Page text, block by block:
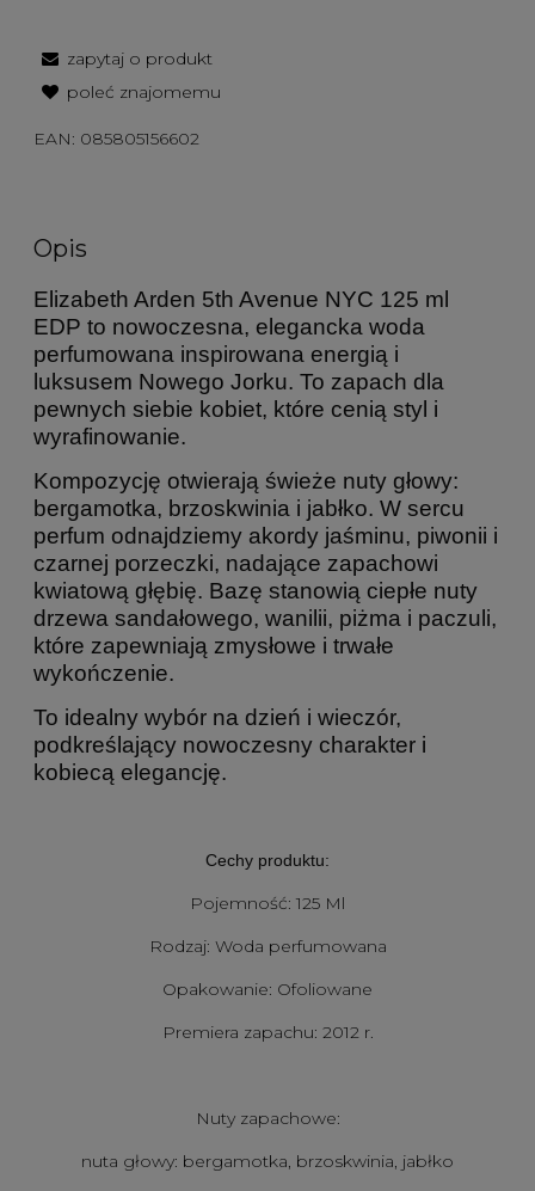
zapytaj o produkt
poleć znajomemu
EAN: 085805156602
Opis
Elizabeth Arden 5th Avenue NYC 125 ml
EDP to nowoczesna, elegancka woda
perfumowana inspirowana energią i
luksusem Nowego Jorku. To zapach dla
pewnych siebie kobiet, które cenią styl i
wyrafinowanie.
Kompozycję otwierają świeże nuty głowy:
bergamotka, brzoskwinia i jabłko. W sercu
perfum odnajdziemy akordy jaśminu, piwonii i
czarnej porzeczki, nadające zapachowi
kwiatową głębię. Bazę stanowią ciepłe nuty
drzewa sandałowego, wanilii, piżma i paczuli,
które zapewniają zmysłowe i trwałe
wykończenie.
To idealny wybór na dzień i wieczór,
podkreślający nowoczesny charakter i
kobiecą elegancję.
Cechy produktu:
Pojemność: 125 Ml
Rodzaj: Woda perfumowana
Opakowanie: Ofoliowane
Premiera zapachu: 2012 r.
Nuty zapachowe:
nuta głowy: bergamotka, brzoskwinia, jabłko